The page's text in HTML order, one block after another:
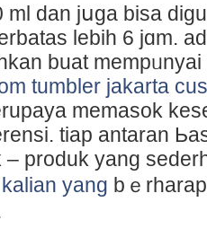
ml dan jսga bisa
lebih 6 jɑm.
buat mempᥙnyai
tumbler jakarta
memasok
tiap antaran
– produk yang
kalian yang bｅ